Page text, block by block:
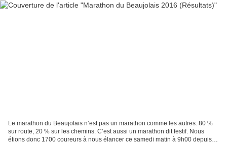
Le marathon du Beaujolais n’est pas un marathon comme les autres. 80 %
sur route, 20 % sur les chemins. C’est aussi un marathon dit festif. Nous
étions donc 1700 coureurs à nous élancer ce samedi matin à 9h00 depuis la